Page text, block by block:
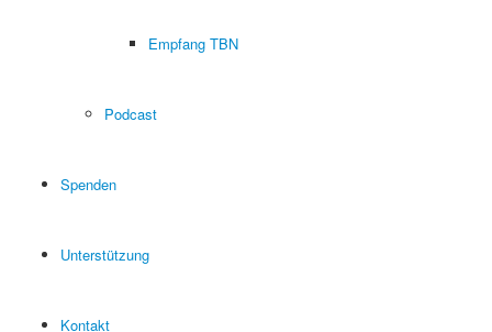
Empfang TBN
Podcast
Spenden
Unterstützung
Kontakt